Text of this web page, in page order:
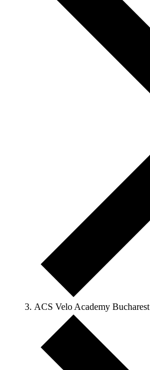
ACS Velo Academy Bucharest